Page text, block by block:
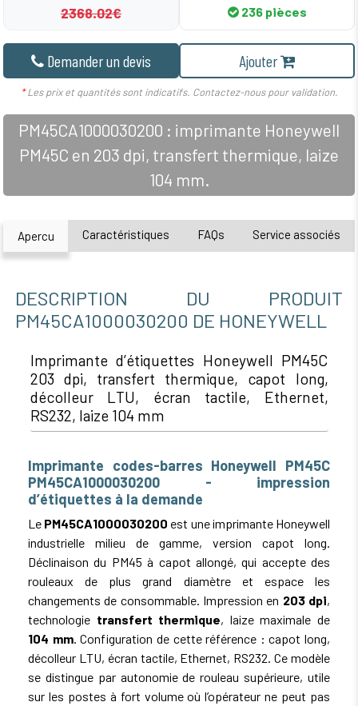
2368.02€ 236 pièces
Demander un devis Ajouter
*Les prix et quantités sont indicatifs. Contactez-nous pour validation.
PM45CA1000030200 : imprimante Honeywell
PM45C en 203 dpi, transfert thermique, laize
104 mm.
Apercu Caractéristiques FAQs Service associés
DESCRIPTION DU PRODUIT
PM45CA1000030200 DE HONEYWELL
Imprimante d’étiquettes Honeywell PM45C
203 dpi, transfert thermique, capot long,
décolleur LTU, écran tactile, Ethernet,
RS232, laize 104 mm
Imprimante codes-barres Honeywell PM45C
PM45CA1000030200 - impression
d’étiquettes à la demande
Le PM45CA1000030200 est une imprimante Honeywell
industrielle milieu de gamme, version capot long.
Déclinaison du PM45 à capot allongé, qui accepte des
rouleaux de plus grand diamètre et espace les
changements de consommable. Impression en 203 dpi,
technologie transfert thermique, laize maximale de
104 mm. Configuration de cette référence : capot long,
décolleur LTU, écran tactile, Ethernet, RS232. Ce modèle
se distingue par autonomie de rouleau supérieure, utile
sur les postes à fort volume où l’opérateur ne peut pas